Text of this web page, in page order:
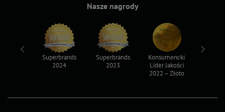
Nasze nagrody
Superbrands
2024
Superbrands
2023
Konsumencki
Lider Jakości
2022 – Złoto